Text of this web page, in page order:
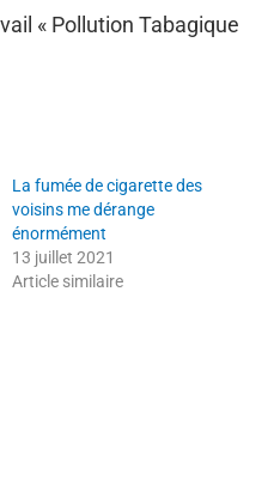
« Pollution Tabagique
La fumée de cigarette des
voisins me dérange
énormément
13 juillet 2021
Article similaire